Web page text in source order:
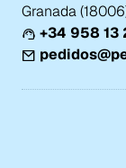
Granada
+34 958 13